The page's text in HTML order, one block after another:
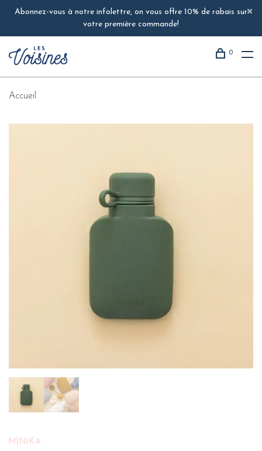
Abonnez-vous à notre infolettre, on vous offre 10% de rabais sur
votre première commande!
0
Accueil
MINIKA